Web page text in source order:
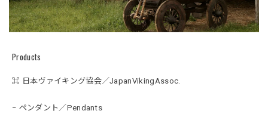
Products
⌘ 日本ヴァイキング協会／JapanVikingAssoc.
− ペンダント／Pendants